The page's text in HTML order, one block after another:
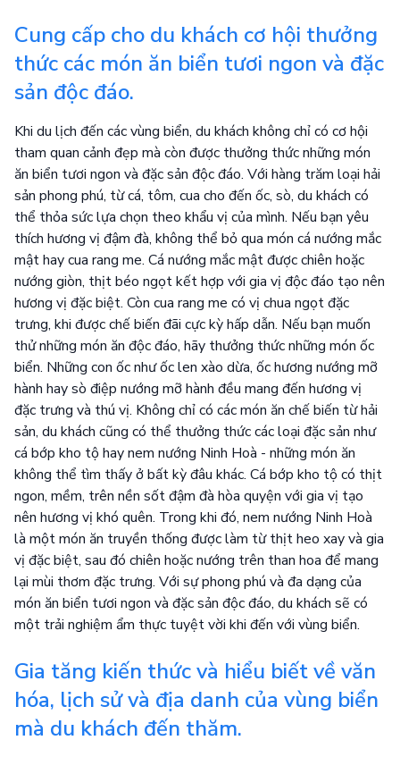
Cung cấp cho du khách cơ hội thưởng
thức các món ăn biển tươi ngon và đặc
sản độc đáo.
Khi du lịch đến các vùng biển, du khách không chỉ có cơ hội
tham quan cảnh đẹp mà còn được thưởng thức những món
ăn biển tươi ngon và đặc sản độc đáo. Với hàng trăm loại hải
sản phong phú, từ cá, tôm, cua cho đến ốc, sò, du khách có
thể thỏa sức lựa chọn theo khẩu vị của mình. Nếu bạn yêu
thích hương vị đậm đà, không thể bỏ qua món cá nướng mắc
mật hay cua rang me. Cá nướng mắc mật được chiên hoặc
nướng giòn, thịt béo ngọt kết hợp với gia vị độc đáo tạo nên
hương vị đặc biệt. Còn cua rang me có vị chua ngọt đặc
trưng, khi được chế biến đãi cực kỳ hấp dẫn. Nếu bạn muốn
thử những món ăn độc đáo, hãy thưởng thức những món ốc
biển. Những con ốc như ốc len xào dừa, ốc hương nướng mỡ
hành hay sò điệp nướng mỡ hành đều mang đến hương vị
đặc trưng và thú vị. Không chỉ có các món ăn chế biến từ hải
sản, du khách cũng có thể thưởng thức các loại đặc sản như
cá bớp kho tộ hay nem nướng Ninh Hoà - những món ăn
không thể tìm thấy ở bất kỳ đâu khác. Cá bớp kho tộ có thịt
ngon, mềm, trên nền sốt đậm đà hòa quyện với gia vị tạo
nên hương vị khó quên. Trong khi đó, nem nướng Ninh Hoà
là một món ăn truyền thống được làm từ thịt heo xay và gia
vị đặc biệt, sau đó chiên hoặc nướng trên than hoa để mang
lại mùi thơm đặc trưng. Với sự phong phú và đa dạng của
món ăn biển tươi ngon và đặc sản độc đáo, du khách sẽ có
một trải nghiệm ẩm thực tuyệt vời khi đến với vùng biển.
Gia tăng kiến thức và hiểu biết về văn
hóa, lịch sử và địa danh của vùng biển
mà du khách đến thăm.